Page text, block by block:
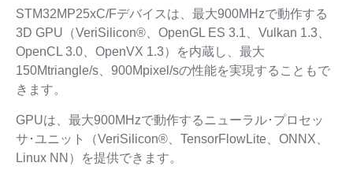
STM32MP25xC/Fデバイスは、最大900MHzで動作する
3D GPU（VeriSilicon®、OpenGL ES 3.1、Vulkan 1.3、
OpenCL 3.0、OpenVX 1.3）を内蔵し、最大
150Mtriangle/s、900Mpixel/sの性能を実現することもで
きます。
GPUは、最大900MHzで動作するニューラル･プロセッ
サ･ユニット（VeriSilicon®、TensorFlowLite、ONNX、
Linux NN）を提供できます。